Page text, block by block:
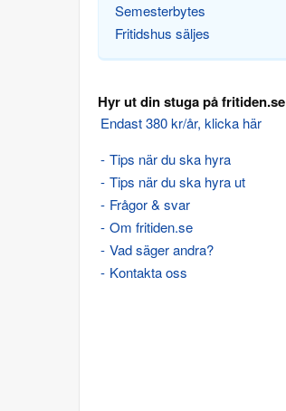
Semesterbytes
Fritidshus säljes
Hyr ut din stuga på fritiden.se
Endast 380 kr/år, klicka här
Tips när du ska hyra
Tips när du ska hyra ut
Frågor & svar
Om fritiden.se
Vad säger andra?
Kontakta oss